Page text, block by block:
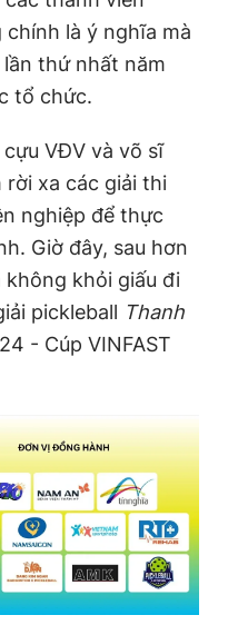
là ý nghĩa mà
lần thứ nhất năm
tổ chức.
VĐV và võ sĩ
rời xa các giải thi
nghiệp để thực
Giờ đây, sau hơn
không khỏi giấu đi
pickleball Thanh
- Cúp VINFAST